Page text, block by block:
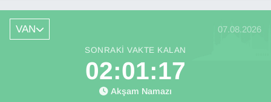
VAN 07.08.2026
SONRAKI VAKTE KALAN
02:01:16
Akşam Namazı